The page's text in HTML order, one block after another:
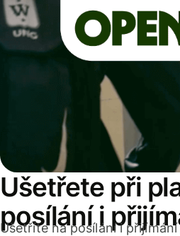
Ušetřete při
posílání i
Ušetříte na posílání i